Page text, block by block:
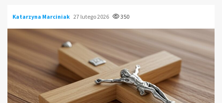
Katarzyna Marciniak 27 lutego 2026 350